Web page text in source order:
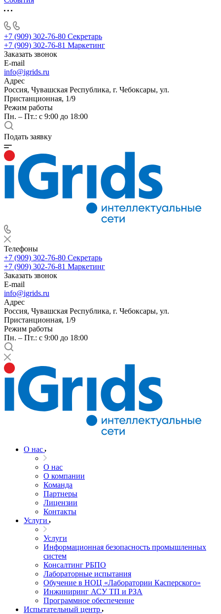
+7 (909) 302-76-80 Секретарь
+7 (909) 302-76-81 Маркетинг
Заказать звонок
E-mail
info@igrids.ru
Адрес
Россия, Чувашская Республика, г. Чебоксары, ул.
Пристанционная, 1/9
Режим работы
Пн. – Пт.: с 9:00 до 18:00
Подать заявку
Телефоны
+7 (909) 302-76-80 Секретарь
+7 (909) 302-76-81 Маркетинг
Заказать звонок
E-mail
info@igrids.ru
Адрес
Россия, Чувашская Республика, г. Чебоксары, ул.
Пристанционная, 1/9
Режим работы
Пн. – Пт.: с 9:00 до 18:00
О нас
О нас
О компании
Команда
Партнеры
Лицензии
Контакты
Услуги
Услуги
Информационная безопасность промышленных
систем
Консалтинг РБПО
Лабораторные испытания
Обучение в НОЦ «Лаборатории Касперского»
Инжиниринг АСУ ТП и РЗА
Программное обеспечение
Испытательный центр